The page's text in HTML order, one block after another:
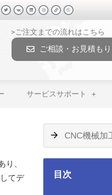
>ご注文までの流れはこちら
ご相談・お見積もり
サービスサポート
、
てデ
目次